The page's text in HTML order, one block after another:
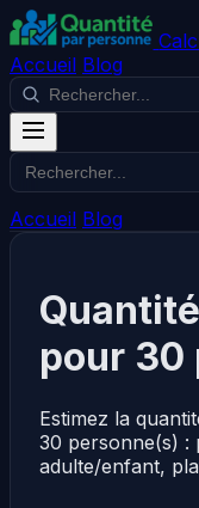
Accueil Blog
Accueil Blog
pour 30
Estimez la
30 personne(s) :
adulte/enfant,